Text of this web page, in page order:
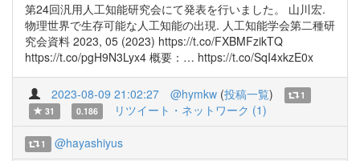
第24回汎用人工知能研究会にて発表を行いました。 山川宏.
物理世界で生存可能な人工知能の出現. 人工知能学会第二種研
究会資料 2023, 05 (2023) https://t.co/FXBMFzikTQ
https://t.co/pgH9N3Lyx4 概要：… https://t.co/SqI4xkzE0x
2023-08-09 21:02:27 @hymkw (投稿一覧)
1
31
0.186 リツイート・ネットワーク (1)
1 @hayashiyus